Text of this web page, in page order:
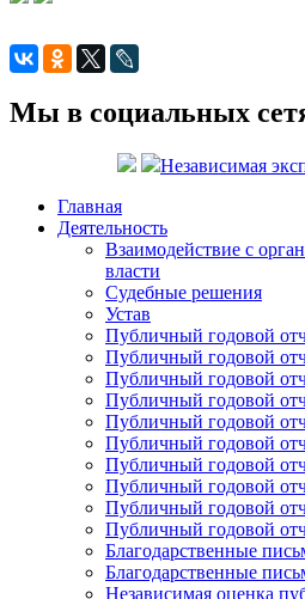
Мы в социальных
Независимая
Главная
Деятельность
Взаимодействие с
власти
Судебные решения
Устав
Публичный годовой
Публичный годовой
Публичный годовой
Публичный годовой
Публичный годовой
Публичный годовой
Публичный годовой
Публичный годовой
Публичный годовой
Публичный годовой
Благодарственные
Благодарственные
Независимая оценка